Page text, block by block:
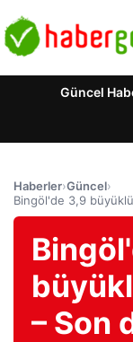
Güncel
Haberler›Güncel›
Bingöl'de 3,9
– Son